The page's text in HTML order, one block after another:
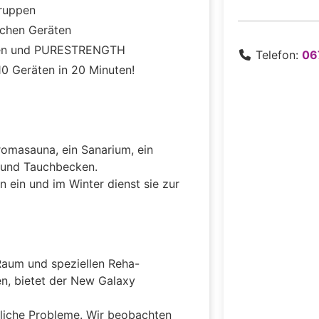
Geräten
PURESTRENGTH
Geräten in 20 Minuten!
ein Sanarium, ein
Tauchbecken.
ein und im Winter dienst sie zur
und speziellen Reha-
bietet der New Galaxy
Probleme. Wir beobachten
Telefon: